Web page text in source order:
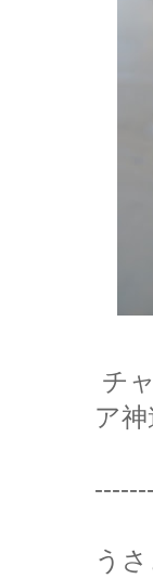
チ
ア
う